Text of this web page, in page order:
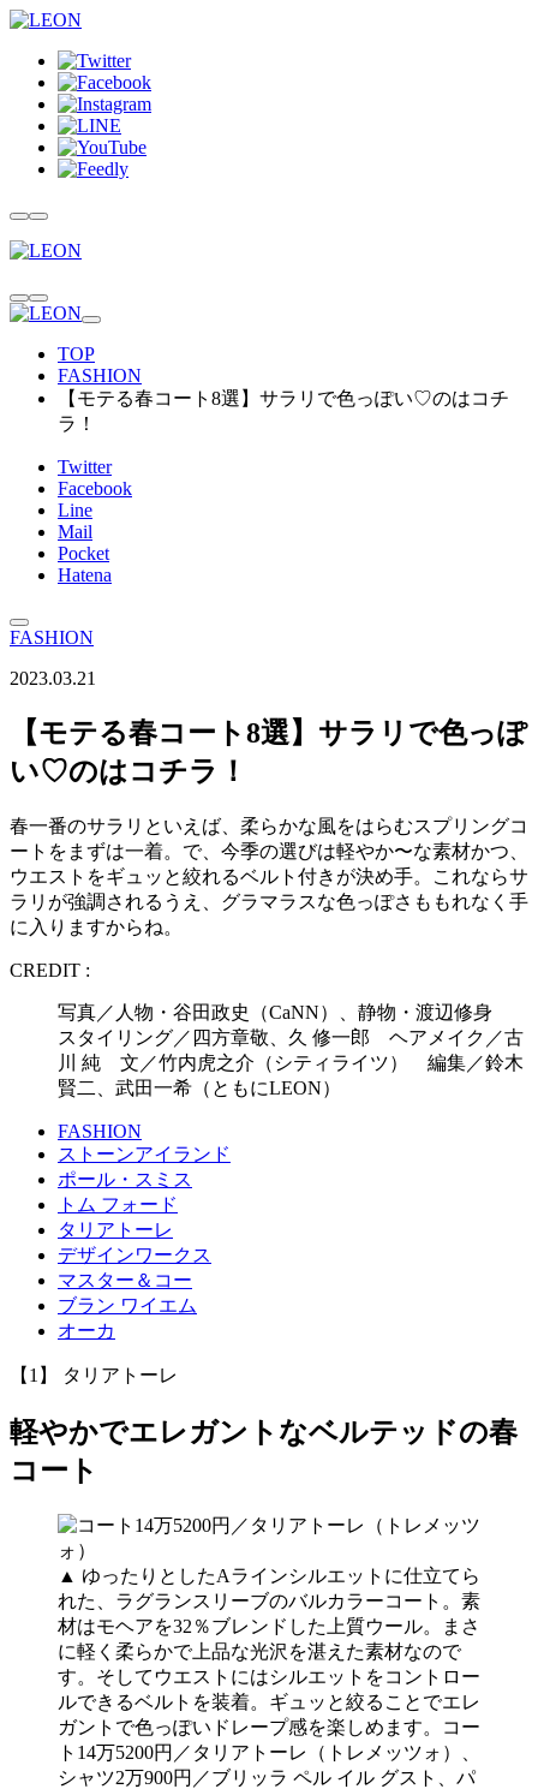
TOP
FASHION
【モテる春コート8選】サラリで色っぽい♡のはコチ
ラ！
Twitter
Facebook
Line
Mail
Pocket
Hatena
FASHION
2023.03.21
【モテる春コート8選】サラリで色っぽ
い♡のはコチラ！
春一番のサラリといえば、柔らかな風をはらむスプリングコ
ートをまずは一着。で、今季の選びは軽やか〜な素材かつ、
ウエストをギュッと絞れるベルト付きが決め手。これならサ
ラリが強調されるうえ、グラマラスな色っぽさももれなく手
に入りますからね。
CREDIT :
写真／人物・谷田政史（CaNN）、静物・渡辺修身
スタイリング／四方章敬、久 修一郎 ヘアメイク／古
川 純 文／竹内虎之介（シティライツ） 編集／鈴木
賢二、武田一希（ともにLEON）
FASHION
ストーンアイランド
ポール・スミス
トム フォード
タリアトーレ
デザインワークス
マスター＆コー
ブラン ワイエム
オーカ
【1】 タリアトーレ
軽やかでエレガントなベルテッドの春
コート
▲ ゆったりとしたAラインシルエットに仕立てら
れた、ラグランスリーブのバルカラーコート。素
材はモヘアを32％ブレンドした上質ウール。まさ
に軽く柔らかで上品な光沢を湛えた素材なので
す。そしてウエストにはシルエットをコントロー
ルできるベルトを装着。ギュッと絞ることでエレ
ガントで色っぽいドレープ感を楽しめます。コー
ト14万5200円／タリアトーレ（トレメッツォ）、
シャツ2万900円／ブリッラ ペル イル グスト、パ